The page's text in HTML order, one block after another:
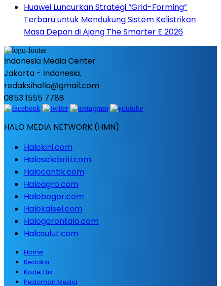
Huawei Luncurkan Strategi “Grid-Forming”
Terbaru untuk Mendukung Sistem Kelistrikan
Masa Depan di Ajang The Smarter E 2026
Indonesia Media Center
Jakarta - Indonesia.
redaksihallo@gmail.com
0853 1555 7788
HALO MEDIA NETWORK (HMN)
Halokini.com
Haloselebriti.com
Halocantik.com
Haloagro.com
Halobogor.com
Halokalsel.com
Halogorontalo.com
Halosulut.com
Home
Redaksi
Kode Etik
Pedoman Media